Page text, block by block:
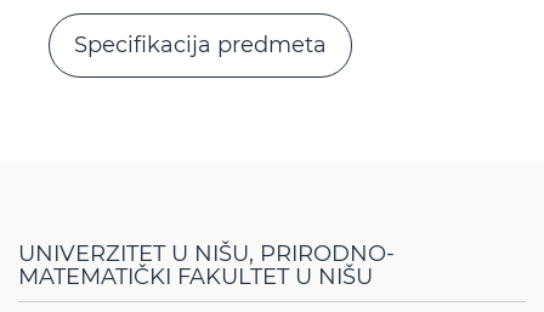
Specifikacija predmeta
UNIVERZITET U NIŠU, PRIRODNO-
MATEMATIČKI FAKULTET U NIŠU